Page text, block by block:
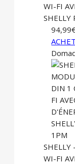
WI-FI
SHELLY
SHELLY
WI-FI